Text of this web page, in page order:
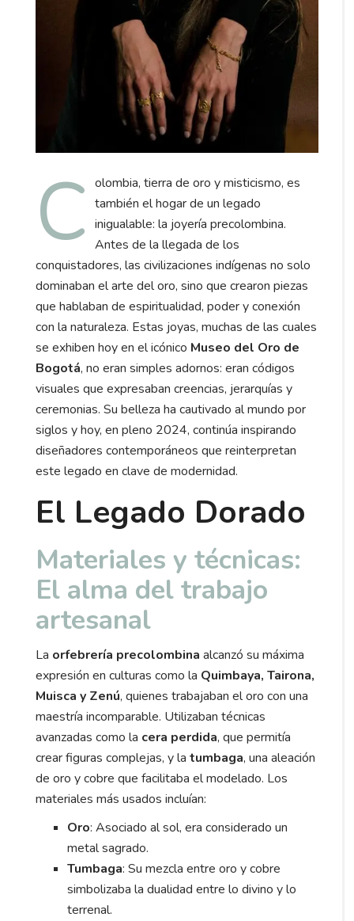
C olombia, tierra de oro y misticismo, es
también el hogar de un legado
inigualable: la joyería precolombina.
Antes de la llegada de los
conquistadores, las civilizaciones indígenas no solo
dominaban el arte del oro, sino que crearon piezas
que hablaban de espiritualidad, poder y conexión
con la naturaleza. Estas joyas, muchas de las cuales
se exhiben hoy en el icónico Museo del Oro de
Bogotá, no eran simples adornos: eran códigos
visuales que expresaban creencias, jerarquías y
ceremonias. Su belleza ha cautivado al mundo por
siglos y hoy, en pleno 2024, continúa inspirando
diseñadores contemporáneos que reinterpretan
este legado en clave de modernidad.
El Legado Dorado
Materiales y técnicas:
El alma del trabajo
artesanal
La orfebrería precolombina alcanzó su máxima
expresión en culturas como la Quimbaya, Tairona,
Muisca y Zenú, quienes trabajaban el oro con una
maestría incomparable. Utilizaban técnicas
avanzadas como la cera perdida, que permitía
crear figuras complejas, y la tumbaga, una aleación
de oro y cobre que facilitaba el modelado. Los
materiales más usados incluían:
Oro: Asociado al sol, era considerado un
metal sagrado.
Tumbaga: Su mezcla entre oro y cobre
simbolizaba la dualidad entre lo divino y lo
terrenal.